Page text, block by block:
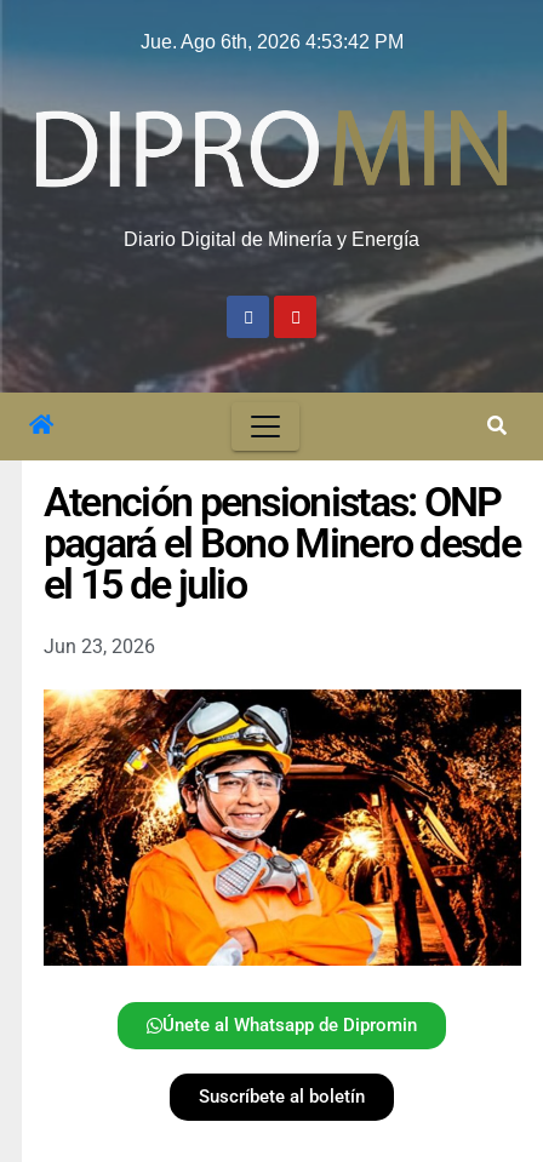
Jue. Ago 6th, 2026 4:53:43 PM
Diario Digital de Minería y Energía
Atención pensionistas: ONP
pagará el Bono Minero desde
el 15 de julio
Jun 23, 2026
Únete al Whatsapp de Dipromin
Suscríbete al boletín